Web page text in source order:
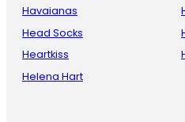
Havaianas
Head Socks
Heartkiss
Helena Hart